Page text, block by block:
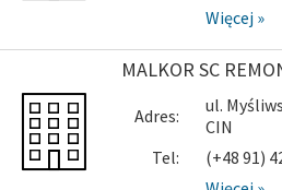
Więcej »
MALKOR SC
Adres:
ul.
CIN
Tel:
(+48 91)